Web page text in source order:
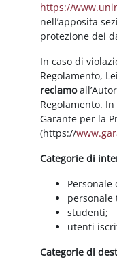
https://
nell’apposita
protezione dei
In caso di
Regolamento,
reclamo
Regolamento.
Garante per la
(https://
Categorie di
Personale
personale
studenti;
utenti
Categorie di